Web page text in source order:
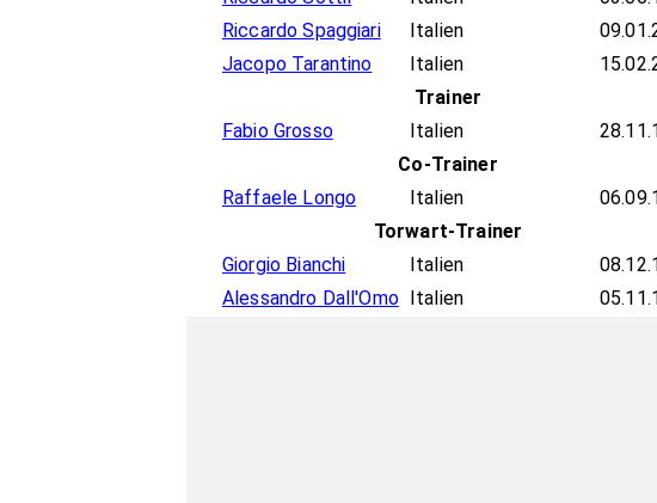
Riccardo Spaggiari
Italien
Jacopo Tarantino
Italien
Trainer
Fabio Grosso
Italien
Co-Trainer
Raffaele Longo
Italien
Torwart-Trainer
Giorgio Bianchi
Italien
Alessandro Dall'Omo Italien